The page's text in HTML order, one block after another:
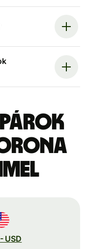
USD